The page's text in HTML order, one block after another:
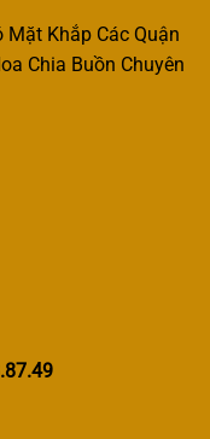
Mặt Khắp Các Quận
Chia Buồn Chuyên